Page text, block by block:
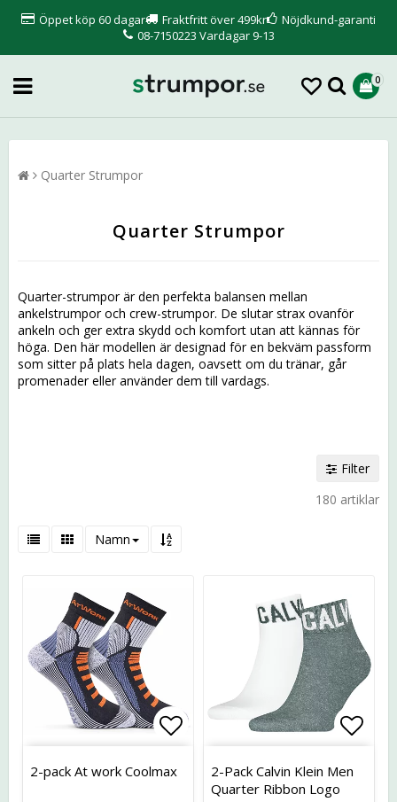
Öppet köp 60 dagar Fraktfritt över 499kr
Nöjdkund-garanti
08-7150223 Vardagar 9-13
0
Quarter Strumpor
Quarter Strumpor
Quarter-strumpor är den perfekta balansen mellan
ankelstrumpor och crew-strumpor. De slutar strax ovanför
ankeln och ger extra skydd och komfort utan att kännas för
höga. Den här modellen är designad för en bekväm passform
som sitter på plats hela dagen, oavsett om du tränar, går
promenader eller använder dem till vardags.
Filter
180 artiklar
Namn
Lägg till i favoritlistan
2-pack At work Coolmax
2-Pack Calvin Klein Men
Quarter Ribbon Logo